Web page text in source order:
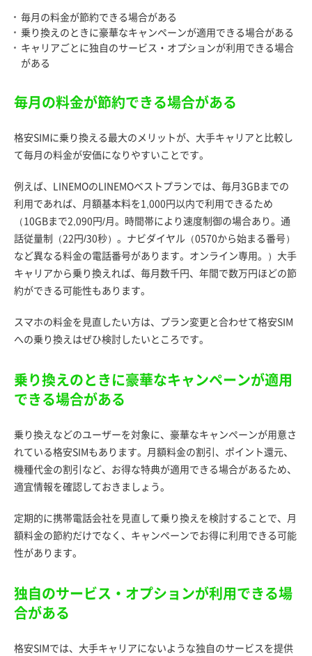
毎月の料金が節約できる場合がある
乗り換えのときに豪華なキャンペーンが適用できる場合がある
キャリアごとに独自のサービス・オプションが利用できる場合
がある
毎月の料金が節約できる場合がある
格安SIMに乗り換える最大のメリットが、大手キャリアと比較し
て毎月の料金が安価になりやすいことです。
例えば、LINEMOのLINEMOベストプランでは、毎月3GBまでの
利用であれば、月額基本料を1,000円以内で利用できるため
（10GBまで2,090円/月。時間帯により速度制御の場合あり。通
話従量制（22円/30秒）。ナビダイヤル（0570から始まる番号）
など異なる料金の電話番号があります。オンライン専用。）大手
キャリアから乗り換えれば、毎月数千円、年間で数万円ほどの節
約ができる可能性もあります。
スマホの料金を見直したい方は、プラン変更と合わせて格安SIM
への乗り換えはぜひ検討したいところです。
乗り換えのときに豪華なキャンペーンが適用
できる場合がある
乗り換えなどのユーザーを対象に、豪華なキャンペーンが用意さ
れている格安SIMもあります。月額料金の割引、ポイント還元、
機種代金の割引など、お得な特典が適用できる場合があるため、
適宜情報を確認しておきましょう。
定期的に携帯電話会社を見直して乗り換えを検討することで、月
額料金の節約だけでなく、キャンペーンでお得に利用できる可能
性があります。
独自のサービス・オプションが利用できる場
合がある
格安SIMでは、大手キャリアにないような独自のサービスを提供